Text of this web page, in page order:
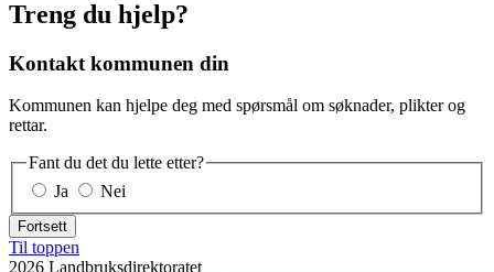
Treng du hjelp?
Kontakt kommunen din
Kommunen kan hjelpe deg med spørsmål om søknader, plikter og
rettar.
Fant du det du lette etter?
Ja
Nei
Fortsett
Til toppen
2026 Landbruksdirektoratet